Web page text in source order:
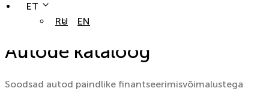
ET
RU
EN
Autode kataloog
Soodsad autod paindlike finantseerimisvõimalustega